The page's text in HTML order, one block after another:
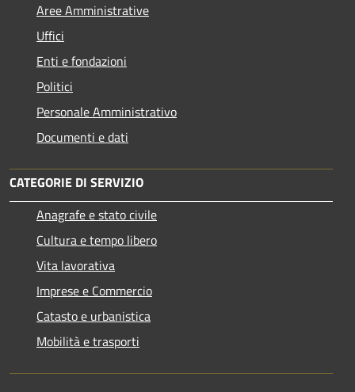
Aree Amministrative
Uffici
Enti e fondazioni
Politici
Personale Amministrativo
Documenti e dati
CATEGORIE DI SERVIZIO
Anagrafe e stato civile
Cultura e tempo libero
Vita lavorativa
Imprese e Commercio
Catasto e urbanistica
Mobilità e trasporti